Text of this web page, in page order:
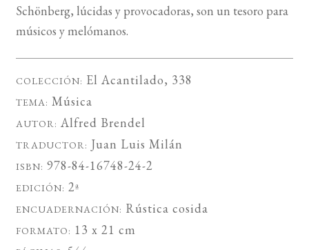
Schönberg, lúcidas y provocadoras, son un tesoro para
músicos y melómanos.
COLECCIÓN: El Acantilado, 338
TEMA: Música
AUTOR: Alfred Brendel
TRADUCTOR: Juan Luis Milán
ISBN: 978-84-16748-24-2
EDICIÓN: 2ª
ENCUADERNACIÓN: Rústica cosida
FORMATO: 13 x 21 cm